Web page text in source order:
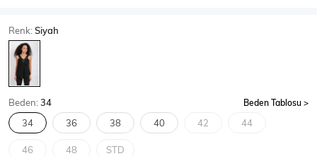
Body
SPOR GİYİM
Renk:Siyah
Beden:34 Beden Tablosu
34 36 38 40 42 44
46 48 STD